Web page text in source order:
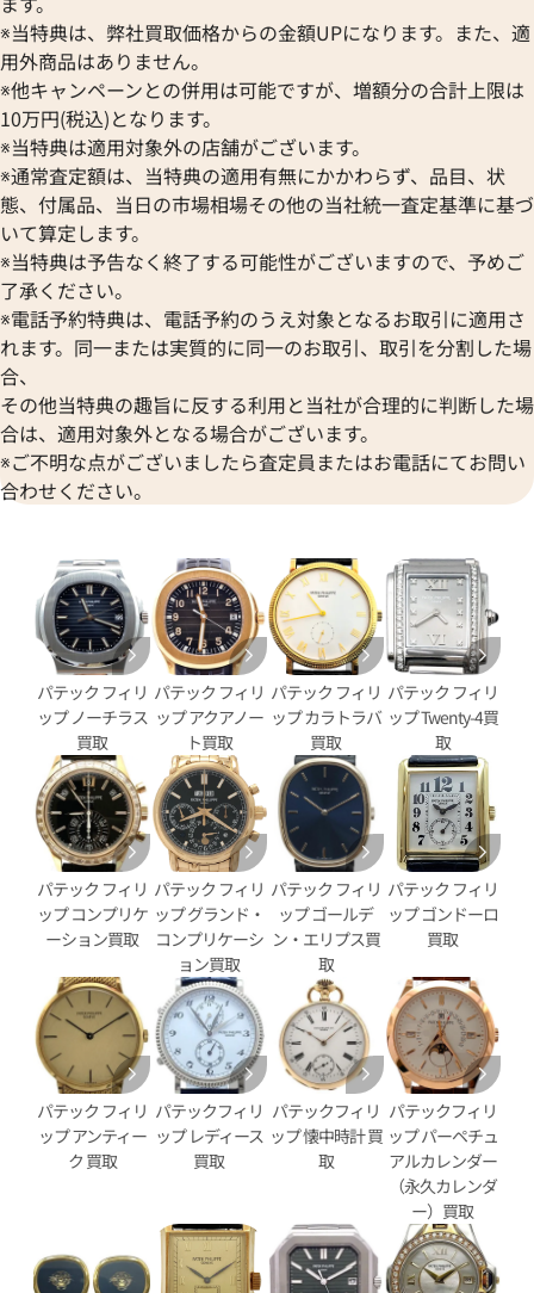
※2024年7月9日時点の参考買
リップ ゴンドーロ 5024J-
格
パテック フィリップ ゴンド
ホワイト
リップ ゴンドーロ 5024/1J-
文字盤
日時点の参考買取価格です
パテックフィリップ ゴンド
参考買取価格
2,855,000円
※2026年3月27日時点の参考
※当特典は、弊社買取価格からの金額UPになります。また、適
用外商品はありません。
※他キャンペーンとの併用は可能ですが、増額分の合計上限は
10万円(税込)となります。
※当特典は適用対象外の店舗がございます。
※通常査定額は、当特典の適用有無にかかわらず、品目、状
態、付属品、当日の市場相場その他の当社統一査定基準に基づ
いて算定します。
※当特典は予告なく終了する可能性がございますので、予めご
了承ください。
※電話予約特典は、電話予約のうえ対象となるお取引に適用さ
れます。同一または実質的に同一のお取引、取引を分割した場
合、
その他当特典の趣旨に反する利用と当社が合理的に判断した場
合は、適用対象外となる場合がございます。
※ご不明な点がございましたら査定員またはお電話にてお問い
合わせください。
パテック フィリ
ップ ノーチラス
買取
パテック フィリ
ップ アクアノー
ト買取
パテック フィリ
ップ カラトラバ
買取
パテック フィリ
ップ Twenty-4買
取
パテック フィリ
ップ コンプリケ
ーション買取
パテック フィリ
ップ グランド・
コンプリケーシ
ョン買取
パテック フィリ
ップ ゴールデ
ン・エリプス買
取
パテック フィリ
ップ ゴンドーロ
買取
パテック フィリ
ップ アンティー
ク 買取
パテックフィリ
ップ レディース
買取
パテックフィリ
ップ 懐中時計 買
取
パテックフィリ
ップ パーペチュ
アルカレンダー
（永久カレンダ
ー）買取